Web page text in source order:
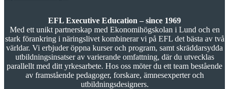
EFL Executive Education – since 1969
Med ett unikt partnerskap med Ekonomihögskolan i Lund och en
stark förankring i näringslivet kombinerar vi på EFL det bästa av två
världar. Vi erbjuder öppna kurser och program, samt skräddarsydda
utbildningsinsatser av varierande omfattning, där du utvecklas
parallellt med ditt yrkesarbete. Hos oss möter du ett team bestående
av framstående pedagoger, forskare, ämnesexperter och
utbildningsdesigners.